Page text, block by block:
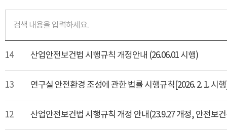
14 산업안전보건법 시행규칙 개정안내 (26.06.01 시행)
13 연구실 안전환경 조성에 관한 법률 시행규칙[2026. 2. 1. 시
12 산업안전보건법 시행규칙 개정 안내(23.9.27 개정, 안전보